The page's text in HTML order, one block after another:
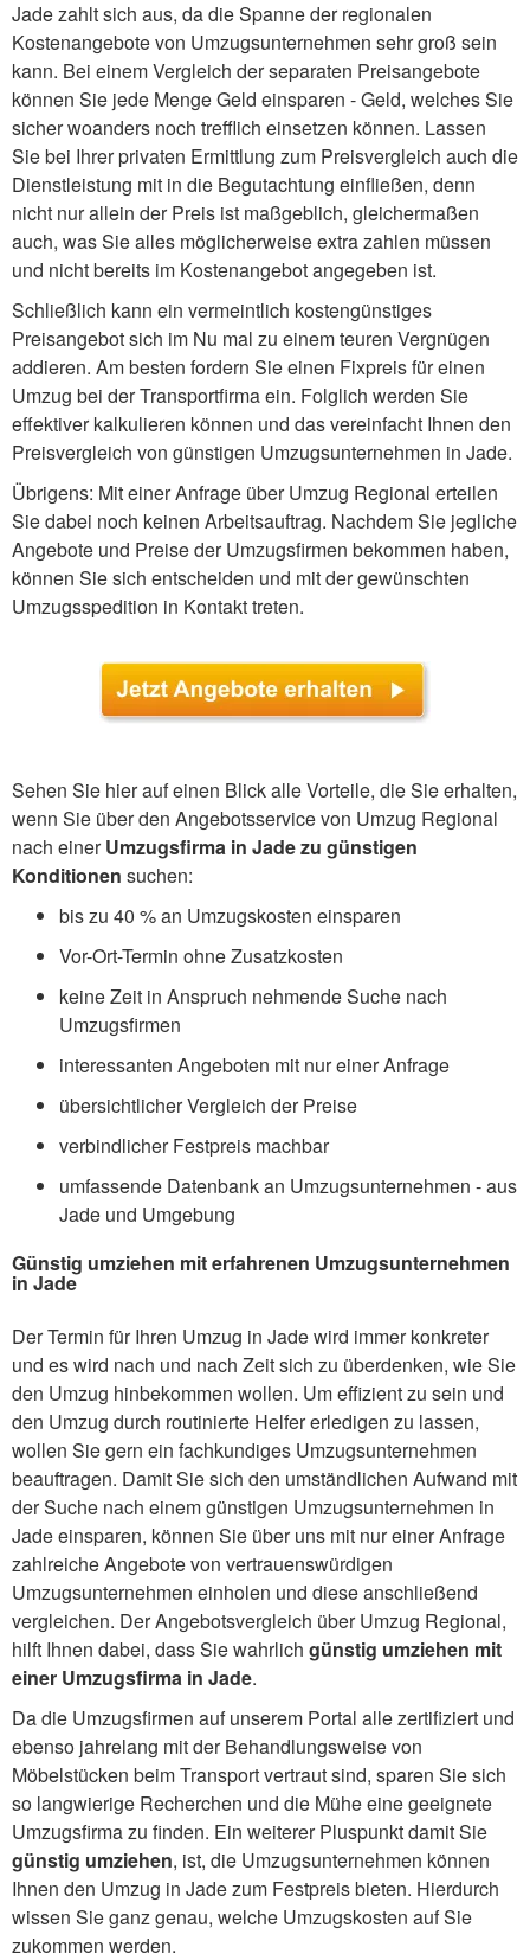
Jade zahlt sich aus, da die Spanne der regionalen
Kostenangebote von Umzugsunternehmen sehr groß sein
kann. Bei einem Vergleich der separaten Preisangebote
können Sie jede Menge Geld einsparen - Geld, welches Sie
sicher woanders noch trefflich einsetzen können. Lassen
Sie bei Ihrer privaten Ermittlung zum Preisvergleich auch die
Dienstleistung mit in die Begutachtung einfließen, denn
nicht nur allein der Preis ist maßgeblich, gleichermaßen
auch, was Sie alles möglicherweise extra zahlen müssen
und nicht bereits im Kostenangebot angegeben ist.
Schließlich kann ein vermeintlich kostengünstiges
Preisangebot sich im Nu mal zu einem teuren Vergnügen
addieren. Am besten fordern Sie einen Fixpreis für einen
Umzug bei der Transportfirma ein. Folglich werden Sie
effektiver kalkulieren können und das vereinfacht Ihnen den
Preisvergleich von günstigen Umzugsunternehmen in Jade.
Übrigens: Mit einer Anfrage über Umzug Regional erteilen
Sie dabei noch keinen Arbeitsauftrag. Nachdem Sie jegliche
Angebote und Preise der Umzugsfirmen bekommen haben,
können Sie sich entscheiden und mit der gewünschten
Umzugsspedition in Kontakt treten.
Sehen Sie hier auf einen Blick alle Vorteile, die Sie erhalten,
wenn Sie über den Angebotsservice von Umzug Regional
nach einerUmzugsfirma in Jade zu günstigen
Konditionen suchen:
bis zu 40 % an Umzugskosten einsparen
Vor-Ort-Termin ohne Zusatzkosten
keine Zeit in Anspruch nehmende Suche nach
Umzugsfirmen
interessanten Angeboten mit nur einer Anfrage
übersichtlicher Vergleich der Preise
verbindlicher Festpreis machbar
umfassende Datenbank an Umzugsunternehmen - aus
Jade und Umgebung
Günstig umziehen mit erfahrenen Umzugsunternehmen
in Jade
Der Termin für Ihren Umzug in Jade wird immer konkreter
und es wird nach und nach Zeit sich zu überdenken, wie Sie
den Umzug hinbekommen wollen. Um effizient zu sein und
den Umzug durch routinierte Helfer erledigen zu lassen,
wollen Sie gern ein fachkundiges Umzugsunternehmen
beauftragen. Damit Sie sich den umständlichen Aufwand mit
der Suche nach einem günstigen Umzugsunternehmen in
Jade einsparen, können Sie über uns mit nur einer Anfrage
zahlreiche Angebote von vertrauenswürdigen
Umzugsunternehmen einholen und diese anschließend
vergleichen. Der Angebotsvergleich über Umzug Regional,
hilft Ihnen dabei, dass Sie wahrlich günstig umziehen mit
einer Umzugsfirma in Jade.
Da die Umzugsfirmen auf unserem Portal alle zertifiziert und
ebenso jahrelang mit der Behandlungsweise von
Möbelstücken beim Transport vertraut sind, sparen Sie sich
so langwierige Recherchen und die Mühe eine geeignete
Umzugsfirma zu finden. Ein weiterer Pluspunkt damit Sie
günstig umziehen, ist, die Umzugsunternehmen können
Ihnen den Umzug in Jade zum Festpreis bieten. Hierdurch
wissen Sie ganz genau, welche Umzugskosten auf Sie
zukommen werden.